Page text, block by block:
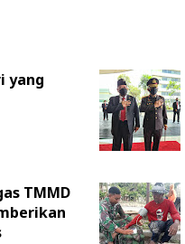
yang
TMMD